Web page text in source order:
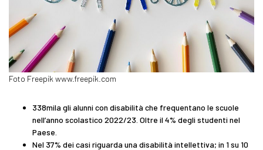
Foto Freepik www.freepik.com
338mila gli alunni con disabilità che frequentano le scuole
nell’anno scolastico 2022/23. Oltre il 4% degli studenti nel
Paese.
Nel 37% dei casi riguarda una disabilità intellettiva; in 1 su 10